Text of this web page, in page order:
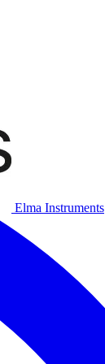
Elma Instruments